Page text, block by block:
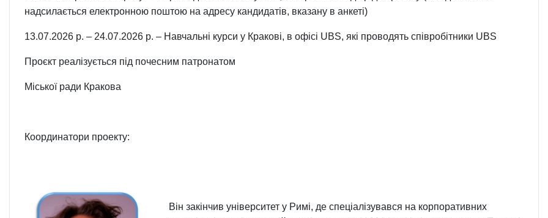
надсилається електронною поштою на адресу кандидатів, вказану в анкеті)
13.07.2026 р. – 24.07.2026 р. – Навчальні курси у Кракові, в офісі UBS, які проводять співробітники UBS
Проєкт реалізується під почесним патронатом
Міської ради Кракова
Координатори проекту:
Він закінчив університет у Римі, де спеціалізувався на корпоративних